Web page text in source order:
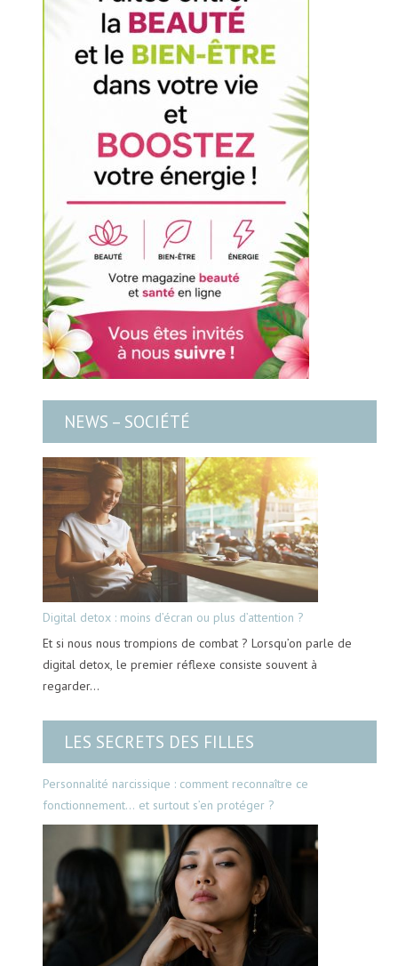
NEWS – SOCIÉTÉ
Digital detox : moins d’écran ou plus d’attention ?
Et si nous nous trompions de combat ? Lorsqu’on parle de
digital detox, le premier réflexe consiste souvent à
regarder…
LES SECRETS DES FILLES
Personnalité narcissique : comment reconnaître ce
fonctionnement… et surtout s’en protéger ?